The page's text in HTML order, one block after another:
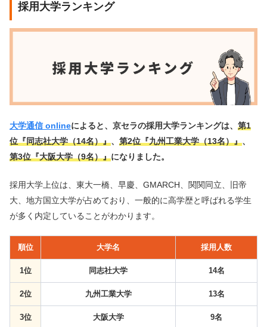
採用大学ランキング
大学通信 onlineによると、京セラの採用大学ランキングは、 第1
位『同志社大学（14名）』、 第2位『九州工業大学（13名）』、
第3位『大阪大学（9名）』になりました。
採用大学上位は、東大一橋、早慶、GMARCH、関関同立、旧帝
大、地方国立大学が占めており、一般的に高学歴と呼ばれる学生
が多く内定していることがわかります。
順位 大学名 採用人数
1位 同志社大学 14名
2位 九州工業大学 13名
3位 大阪大学 9名